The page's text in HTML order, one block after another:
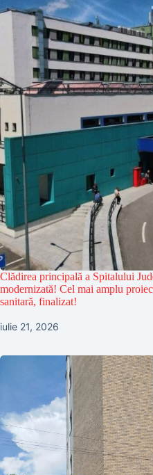
Clădirea principală a Spitalului
modernizată! Cel mai amplu
sanitară, finalizat!
iulie 21, 2026